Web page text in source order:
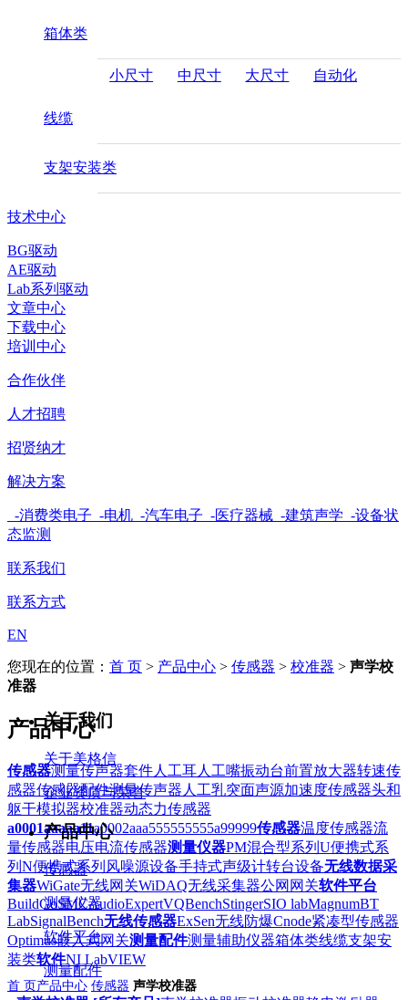
箱体类
小尺寸 中尺寸 大尺寸 自动化
线缆
支架安装类
技术中心
BG驱动
AE驱动
Lab系列驱动
文章中心
下载中心
培训中心
合作伙伴
人才招聘
招贤纳才
解决方案
-消费类电子 -电机 -汽车电子 -医疗器械 -建筑声学 -设备状
态监测
联系我们
联系方式
EN
您现在的位置： 首 页 > 产品中心 > 传感器 > 校准器 > 声学校
准器
产品中心
传感器测量传声器套件人工耳人工嘴振动台前置放大器转速传
感器传感器配件测量传声器 人工乳突面声源加速度传感器头和
躯干模拟器校准器动态力传感器
a0001aaaaa11a0002aaa555555555a99999传感器温度传感器流
量传感器电压电流传感器测量仪器PM混合型系列 U便携式系
列 N便携式系列 风噪源设备手持式声级计转台设备无线数据采
集器WiGate无线网关WiDAQ无线采集器公网网关软件平台
BuildGoSMCAudioExpertVQBenchStingerSIO labMagnumBT
LabSignalBench无线传感器ExSen无线防爆Cnode紧凑型传感器
Optimus嵌入式网关测量配件测量辅助仪器箱体类线缆支架安
装类软件NI LabVIEW
首 页产品中心 传感器 声学校准器
关于我们
关于美格信
企业资质与荣誉
产品中心
传感器
测量仪器
软件平台
测量配件